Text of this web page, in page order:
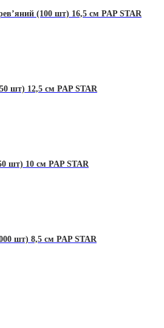
(100 шт) 16,5 см PAP STAR
шт) 12,5 см PAP STAR
шт) 10 см PAP STAR
шт) 8,5 см PAP STAR